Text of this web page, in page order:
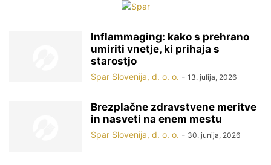
Inflammaging: kako s prehrano
umiriti vnetje, ki prihaja s
starostjo
Spar Slovenija, d. o. o. - 13. julija, 2026
Brezplačne zdravstvene meritve
in nasveti na enem mestu
Spar Slovenija, d. o. o. - 30. junija, 2026